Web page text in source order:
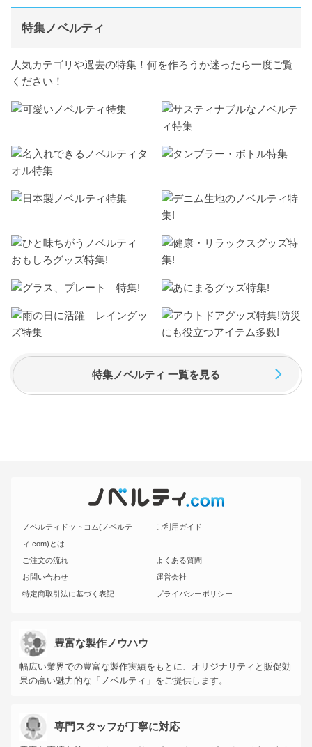
特集ノベルティ
人気カテゴリや過去の特集！何を作ろうか迷ったら一度ご覧
ください！
特集ノベルティ 一覧を見る
ノベルティドットコム(ノベルテ
ィ.com)とは
ご利用ガイド
ご注文の流れ
よくある質問
お問い合わせ
運営会社
特定商取引法に基づく表記
プライバシーポリシー
豊富な製作ノウハウ
幅広い業界での豊富な製作実績をもとに、オリジナリティと販促効
果の高い魅力的な「ノベルティ」をご提供します。
専門スタッフが丁寧に対応